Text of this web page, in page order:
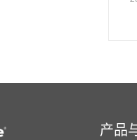
产品